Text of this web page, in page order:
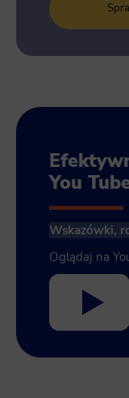
You
Wskazówki,
Oglądaj na